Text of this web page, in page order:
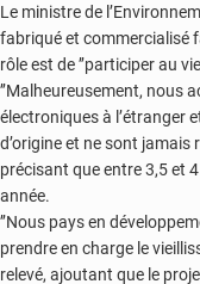
Le ministre de
fabriqué et commercialisé
rôle est de ’’participer au
’’Malheureusement, nous
électroniques à l’étranger
d’origine et ne sont jamais
précisant que entre 3,5 et
année.
’’Nous pays en
prendre en charge le
relevé, ajoutant que le